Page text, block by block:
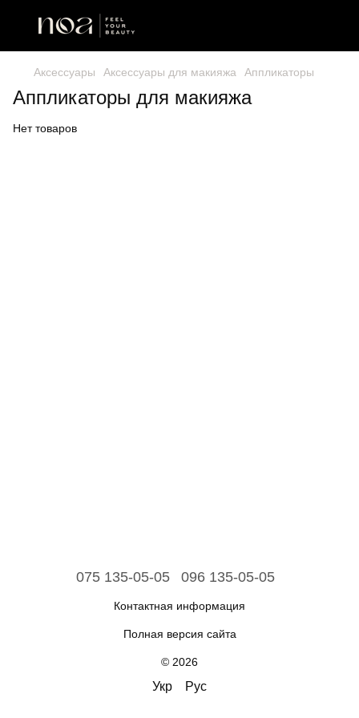
Аксессуары Аксессуары для макияжа Аппликаторы
Аппликаторы для макияжа
Нет товаров
075 135-05-05 096 135-05-05
Контактная информация
Полная версия сайта
© 2026
Укр Рус